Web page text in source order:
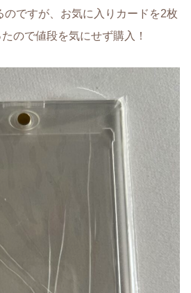
のですが、お気に入りカードを2枚
ので値段を気にせず購入！